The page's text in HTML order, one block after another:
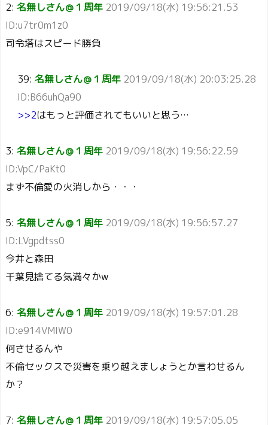
2: 名無しさん＠１周年 2019/09/18(水) 19:56:21.53
ID:u7tr0m1z0
司令塔はスピード勝負
39: 名無しさん＠１周年 2019/09/18(水) 20:03:25.28
ID:B66uhQa90
>>2はもっと評価されてもいいと思う…
3: 名無しさん＠１周年 2019/09/18(水) 19:56:22.59
ID:VpC/PaKt0
まず不倫愛の火消しから・・・
5: 名無しさん＠１周年 2019/09/18(水) 19:56:57.27
ID:LVgpdtss0
今井と森田
千葉見捨てる気満々かw
6: 名無しさん＠１周年 2019/09/18(水) 19:57:01.28
ID:e914VMIW0
何させるんや
不倫セックスで災害を乗り越えましょうとか言わせるん
か？
7: 名無しさん＠１周年 2019/09/18(水) 19:57:05.05